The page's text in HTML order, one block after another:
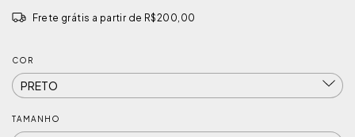
Frete grátis a partir de R$200,00
COR
TAMANHO